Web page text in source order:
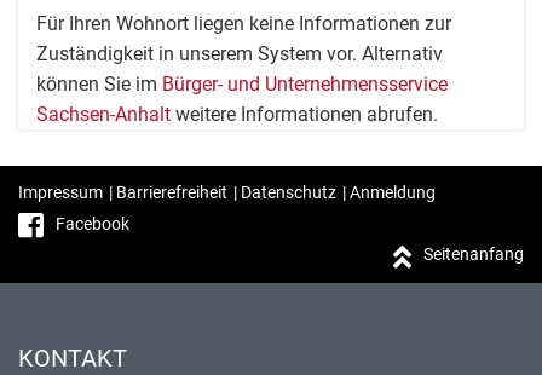
Für Ihren Wohnort liegen keine Informationen zur
Zuständigkeit in unserem System vor. Alternativ
können Sie im Bürger- und Unternehmensservice
Sachsen-Anhalt weitere Informationen abrufen.
Impressum | Barrierefreiheit | Datenschutz |Anmeldung
Facebook
Seitenanfang
KONTAKT